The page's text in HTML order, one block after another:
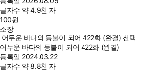
글자수 약 4.9천 자
100원
소장
어두운 바다의 등불이 되어 422화 (완결) 선택
어두운 바다의 등불이 되어 422화 (완결)
등록일 2024.03.22
글자수 약 8.8천 자